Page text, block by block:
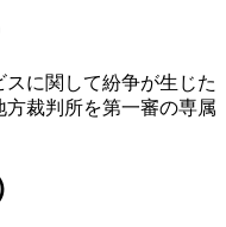
に関して紛争が生じた
裁判所を第一審の専属